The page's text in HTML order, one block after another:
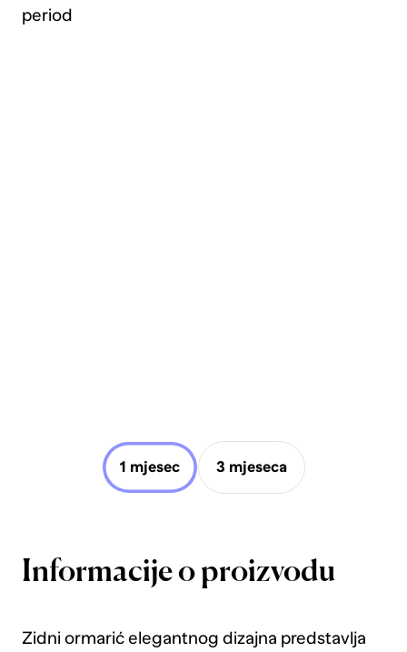
period
1 mjesec 3 mjeseca
Informacije o proizvodu
Zidni ormarić elegantnog dizajna predstavlja